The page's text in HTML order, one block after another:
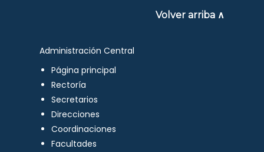
Volver arriba ∧
Administración Central
Página principal
Rectoría
Secretarios
Direcciones
Coordinaciones
Facultades